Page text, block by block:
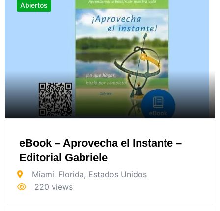
Abiertos
eBook – Aprovecha el Instante –
Editorial Gabriele
Miami, Florida, Estados Unidos
220 views